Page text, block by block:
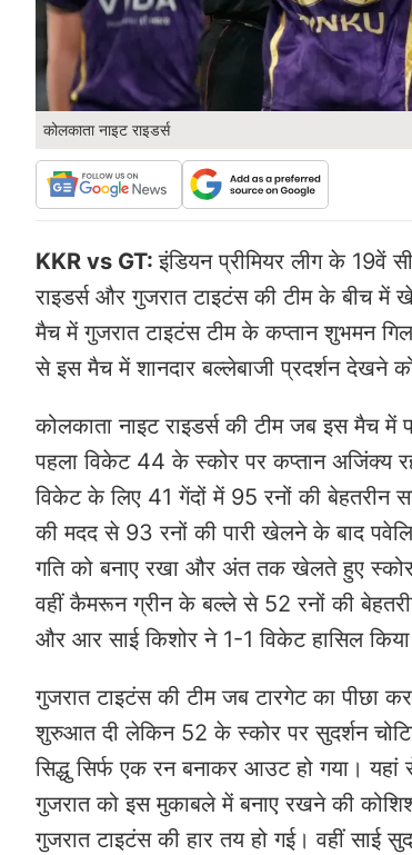
कोलकाता नाइट राइडर्स
KKR vs GT:इंडियन प्रीमियर लीग के 19वें
राइडर्स और गुजरात टाइटंस की टीम के बीच
मैच में गुजरात टाइटंस टीम के कप्तान शुभमन
से इस मैच में शानदार बल्लेबाजी प्रदर्शन देखने
कोलकाता नाइट राइडर्स की टीम जब इस मैच
पहला विकेट 44 के स्कोर पर कप्तान अजिंक्य
विकेट के लिए 41 गेंदों में 95 रनों की बेहतरीन
की मदद से 93 रनों की पारी खेलने के बाद
गति को बनाए रखा और अंत तक खेलते हुए
वहीं कैमरून ग्रीन के बल्ले से 52 रनों की
और आर साई किशोर ने 1-1 विकेट हासिल
गुजरात टाइटंस की टीम जब टारगेट का पीछा
शुरुआत दी लेकिन 52 के स्कोर पर सुदर्शन
सिद्धु सिर्फ एक रन बनाकर आउट हो गया।
गुजरात को इस मुकाबले में बनाए रखने की
गुजरात टाइटंस की हार तय हो गई। वहीं साई